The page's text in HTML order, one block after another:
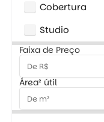
Cobertura
Studio
Faixa de Preço
Área² útil